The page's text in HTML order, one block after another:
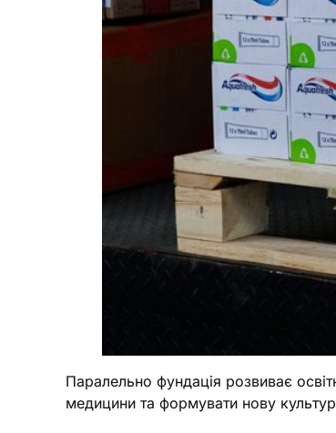
Паралельно фундація розвиває
медицини та формувати нову